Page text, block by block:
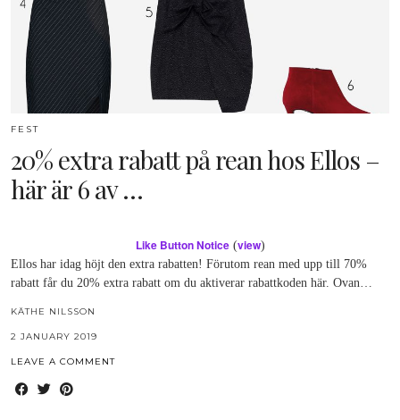
FEST
20% extra rabatt på rean hos Ellos –
här är 6 av …
Like Button Notice(view)
Ellos har idag höjt den extra rabatten! Förutom rean med upp till 70%
rabatt får du 20% extra rabatt om du aktiverar rabattkoden här. Ovan…
KÄTHE NILSSON
2 JANUARY 2019
LEAVE A COMMENT